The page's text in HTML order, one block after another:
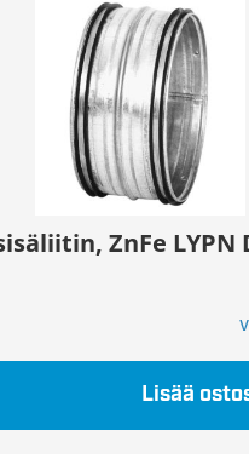
ZnFe LYPN
Lisää